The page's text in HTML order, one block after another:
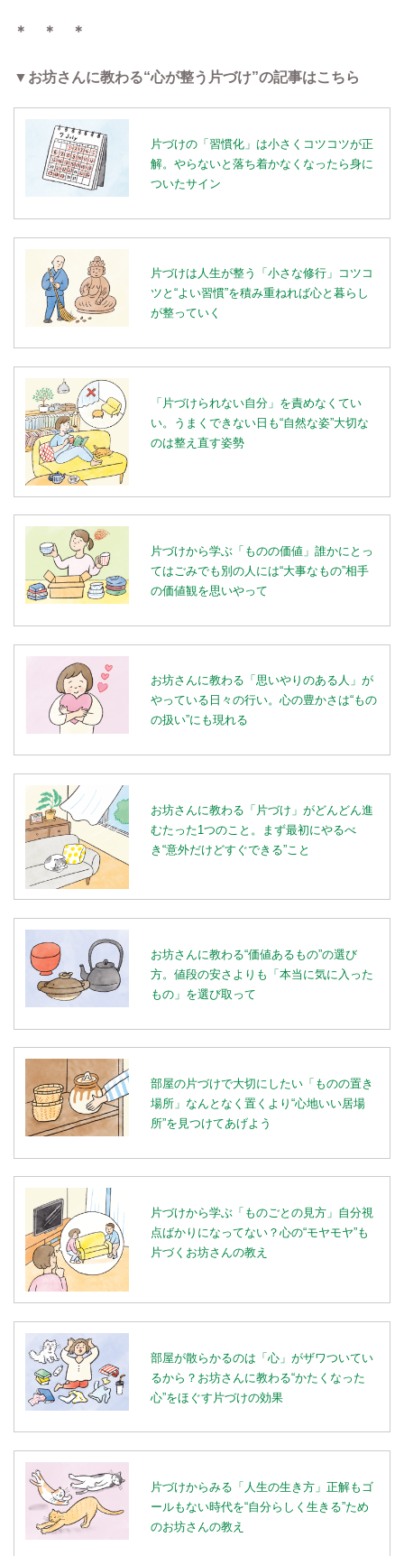
＊ ＊ ＊
▼お坊さんに教わる“心が整う片づけ”の記事はこちら
片づけの「習慣化」は小さくコツコツが正
解。やらないと落ち着かなくなったら身に
ついたサイン
片づけは人生が整う「小さな修行」コツコ
ツと“よい習慣”を積み重ねれば心と暮らし
が整っていく
「片づけられない自分」を責めなくてい
い。うまくできない日も“自然な姿”大切な
のは整え直す姿勢
片づけから学ぶ「ものの価値」誰かにとっ
てはごみでも別の人には“大事なもの”相手
の価値観を思いやって
お坊さんに教わる「思いやりのある人」が
やっている日々の行い。心の豊かさは“もの
の扱い”にも現れる
お坊さんに教わる「片づけ」がどんどん進
むたった1つのこと。まず最初にやるべ
き“意外だけどすぐできる”こと
お坊さんに教わる“価値あるもの”の選び
方。値段の安さよりも「本当に気に入った
もの」を選び取って
部屋の片づけで大切にしたい「ものの置き
場所」なんとなく置くより“心地いい居場
所”を見つけてあげよう
片づけから学ぶ「ものごとの見方」自分視
点ばかりになってない？心の“モヤモヤ”も
片づくお坊さんの教え
部屋が散らかるのは「心」がザワついてい
るから？お坊さんに教わる“かたくなった
心”をほぐす片づけの効果
片づけからみる「人生の生き方」正解もゴ
ールもない時代を“自分らしく生きる”ため
のお坊さんの教え